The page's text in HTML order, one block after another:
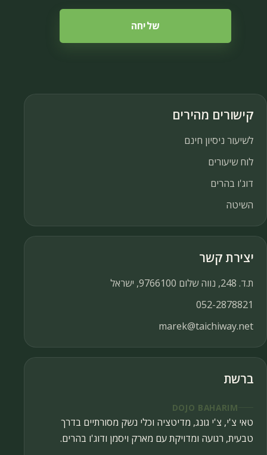
שליחה
קישורים מהירים
לשיעור ניסיון חינם
לוח שיעורים
דוג'ו בהרים
השיטה
יצירת קשר
ת.ד. 248, נווה שלום 9766100, ישראל
052-2878821
marek@taichiway.net
ברשת
DOJO BAHARIM
טאי צ'י, צ'י גונג, מדיטציה וכלי נשק מסורתיים בדרך
טבעית, רגועה ומדויקת עם מארק ויסמן ודוג'ו בהרים.